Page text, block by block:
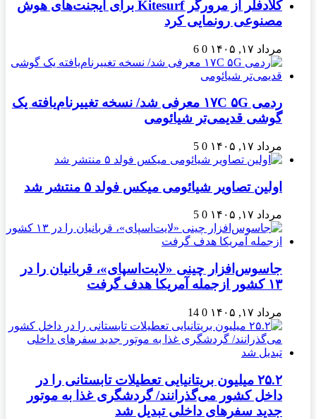
کلادفلر از مرورگر Kitesurf برای ایجنت‌های هوش
مصنوعی رونمایی کرد
مرداد ۱۷, ۱۴۰۵ 0
6
ردمی ۱۷C ۵G معرفی شد/ نسخه تغییرنام‌یافته یک
گوشی قدیمی‌تر شیائومی
مرداد ۱۷, ۱۴۰۵ 0
5
اولین تصاویر شیائومی میکس فولد ۵ منتشر شد
مرداد ۱۷, ۱۴۰۵ 0
5
جاسوس‌افزار چینی «لایت‌اسپای»، قربانیان را در
۱۳ کشور ازجمله آمریکا هدف گرفت
مرداد ۱۷, ۱۴۰۵ 0
14
۲۵.۲ میلیون بریتانیایی تعطیلات تابستانی را در
داخل کشور می‌گذرانند/ گردشگری غذا به موتور
جدید سفرهای داخلی تبدیل شد